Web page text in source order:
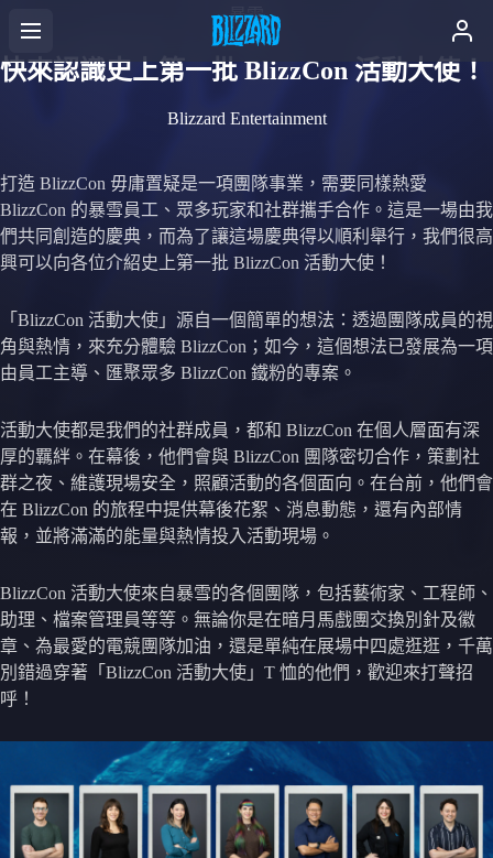
暴雪
快來認識史上第一批 BlizzCon 活動大使！
Blizzard Entertainment
打造 BlizzCon 毋庸置疑是一項團隊事業，需要同樣熱愛
BlizzCon 的暴雪員工、眾多玩家和社群攜手合作。這是一場由我
們共同創造的慶典，而為了讓這場慶典得以順利舉行，我們很高
興可以向各位介紹史上第一批 BlizzCon 活動大使！
「BlizzCon 活動大使」源自一個簡單的想法：透過團隊成員的視
角與熱情，來充分體驗 BlizzCon；如今，這個想法已發展為一項
由員工主導、匯聚眾多 BlizzCon 鐵粉的專案。
活動大使都是我們的社群成員，都和 BlizzCon 在個人層面有深
厚的羈絆。在幕後，他們會與 BlizzCon 團隊密切合作，策劃社
群之夜、維護現場安全，照顧活動的各個面向。在台前，他們會
在 BlizzCon 的旅程中提供幕後花絮、消息動態，還有內部情
報，並將滿滿的能量與熱情投入活動現場。
BlizzCon 活動大使來自暴雪的各個團隊，包括藝術家、工程師、
助理、檔案管理員等等。無論你是在暗月馬戲團交換別針及徽
章、為最愛的電競團隊加油，還是單純在展場中四處逛逛，千萬
別錯過穿著「BlizzCon 活動大使」T 恤的他們，歡迎來打聲招
呼！